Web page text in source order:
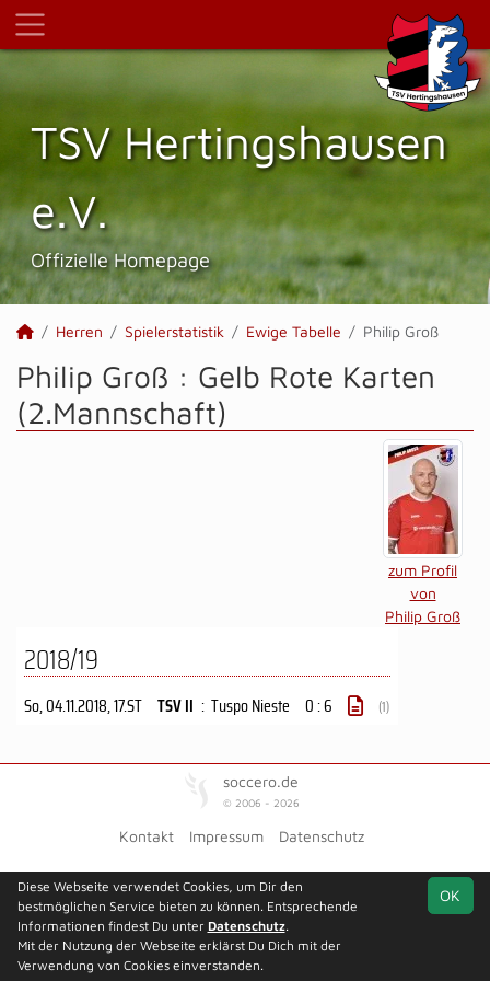
TSV Hertings­hausen
e.V.
Offizielle Homepage
Herren Spielerstatistik Ewige Tabelle Philip Groß
Philip Groß : Gelb Rote Karten
(2.Mannschaft)
zum Profil
von
Philip Groß
2018/19
So, 04.11.2018, 17.ST TSV II : Tuspo Nieste 0 : 6 (1)
soccero.de
© 2006 - 2026
Kontakt Impressum Datenschutz
OK
Diese Webseite verwendet Cookies, um Dir den
bestmöglichen Service bieten zu können. Entsprechende
Informationen findest Du unter Datenschutz.
Mit der Nutzung der Webseite erklärst Du Dich mit der
Verwendung von Cookies einverstanden.